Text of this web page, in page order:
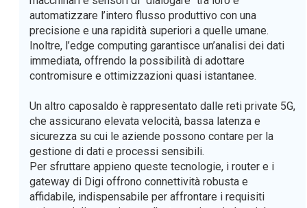
automatizzare l’intero flusso produttivo con una
precisione e una rapidità superiori a quelle umane.
Inoltre, l’edge computing garantisce un’analisi dei dati
immediata, offrendo la possibilità di adottare
contromisure e ottimizzazioni quasi istantanee.
Un altro caposaldo è rappresentato dalle reti private 5G,
che assicurano elevata velocità, bassa latenza e
sicurezza su cui le aziende possono contare per la
gestione di dati e processi sensibili.
Per sfruttare appieno queste tecnologie, i router e i
gateway di Digi offrono connettività robusta e
affidabile, indispensabile per affrontare i requisiti